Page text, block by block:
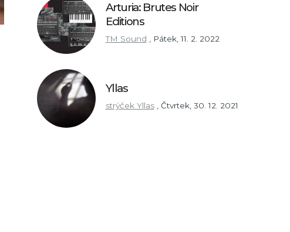
Arturia: Brutes Noir
Editions
TM Sound , Pátek, 11. 2. 2022
Yllas
strýček Yllas Čtvrtek, 30. 12. 2021